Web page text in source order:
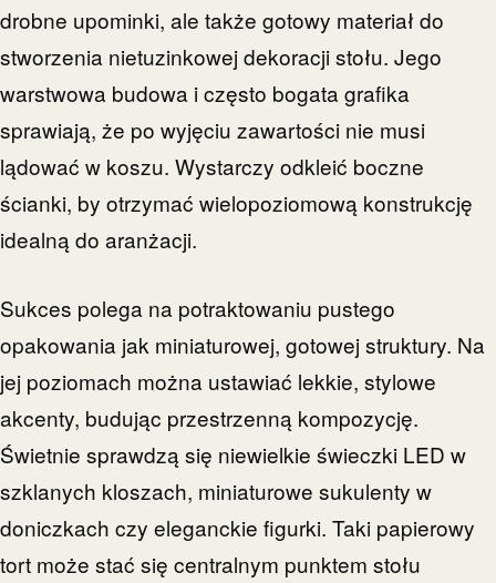
drobne upominki, ale także gotowy materiał do
stworzenia nietuzinkowej dekoracji stołu. Jego
warstwowa budowa i często bogata grafika
sprawiają, że po wyjęciu zawartości nie musi
lądować w koszu. Wystarczy odkleić boczne
ścianki, by otrzymać wielopoziomową konstrukcję
idealną do aranżacji.
Sukces polega na potraktowaniu pustego
opakowania jak miniaturowej, gotowej struktury. Na
jej poziomach można ustawiać lekkie, stylowe
akcenty, budując przestrzenną kompozycję.
Świetnie sprawdzą się niewielkie świeczki LED w
szklanych kloszach, miniaturowe sukulenty w
doniczkach czy eleganckie figurki. Taki papierowy
tort może stać się centralnym punktem stołu